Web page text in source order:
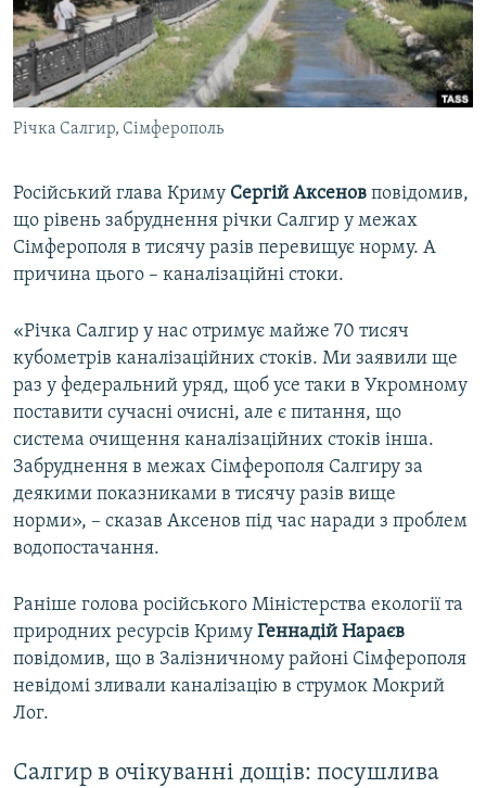
ВІДЕОУРОКИ «ELIFBE»
СВІДЧЕННЯ ОКУПАЦІЇ
УКРАЇНСЬКА ПРОБЛЕМА КРИМУ
ІНФОГРАФІКА
Русский
Qırımtatar
ДОЛУЧАЙСЯ!
Усі сайти RFE/RL
Річка Салгир, Сімферополь
Російський глава Криму Сергій Аксенов повідомив,
що рівень забруднення річки Салгир у межах
Сімферополя в тисячу разів перевищує норму. А
причина цього – каналізаційні стоки.
«Річка Салгир у нас отримує майже 70 тисяч
кубометрів каналізаційних стоків. Ми заявили ще
раз у федеральний уряд, щоб усе таки в Укромному
поставити сучасні очисні, але є питання, що
система очищення каналізаційних стоків інша.
Забруднення в межах Сімферополя Салгиру за
деякими показниками в тисячу разів вище
норми», – сказав Аксенов під час наради з проблем
водопостачання.
Раніше голова російського Міністерства екології та
природних ресурсів Криму Геннадій Нараєв
повідомив, що в Залізничному районі Сімферополя
невідомі зливали каналізацію в струмок Мокрий
Лог.
Салгир в очікуванні дощів: посушлива